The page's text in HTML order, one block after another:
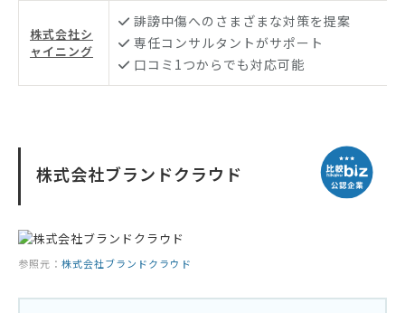
株式会社シ
ャイニング
誹謗中傷へのさまざまな対策を提案
専任コンサルタントがサポート
口コミ1つからでも対応可能
株式会社ブランドクラウド
参照元： 株式会社ブランドクラウド